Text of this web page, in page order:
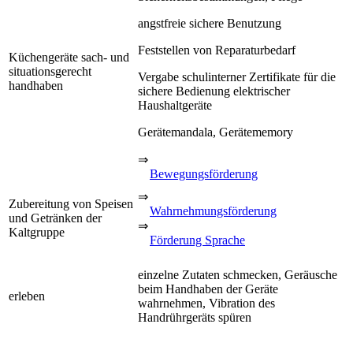
Küchengeräte sach- und
situationsgerecht
handhaben
angstfreie sichere Benutzung
Feststellen von Reparaturbedarf
Vergabe schulinterner Zertifikate für die
sichere Bedienung elektrischer
Haushaltgeräte
Gerätemandala, Gerätememory
⇒
Bewegungsförderung
Zubereitung von Speisen
und Getränken der
Kaltgruppe
⇒
Wahrnehmungsförderung
⇒
Förderung Sprache
erleben
einzelne Zutaten schmecken, Geräusche
beim Handhaben der Geräte
wahrnehmen, Vibration des
Handrührgeräts spüren